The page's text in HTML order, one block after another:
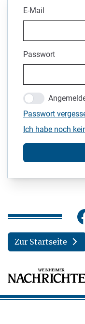
E-Mail
Passwort
Passwort
Ich habe noch
Zur Startseite